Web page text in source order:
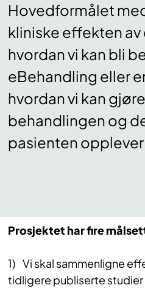
Hovedformålet
kliniske effekten
hvordan vi kan bli
eBehandling eller
hvordan vi kan
behandlingen og
pasienten
Prosjektet har fire
1) Vi skal sammenligne
tidligere publiserte studier